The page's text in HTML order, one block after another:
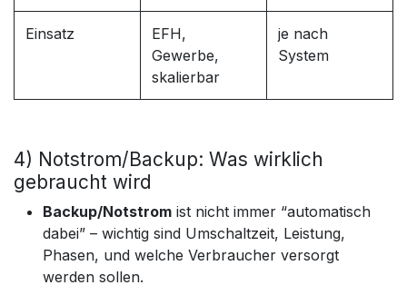
Einsatz
EFH,
Gewerbe,
skalierbar
je nach
System
4) Notstrom/Backup: Was wirklich
gebraucht wird
Backup/Notstrom ist nicht immer “automatisch
dabei” – wichtig sind Umschaltzeit, Leistung,
Phasen, und welche Verbraucher versorgt
werden sollen.